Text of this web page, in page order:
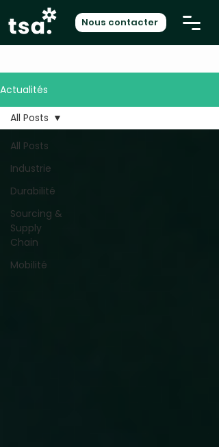
Nous contacter
Actualités
All Posts
Industrie
Durabilité
Sourcing &
Supply
Chain
Mobilité
All Posts